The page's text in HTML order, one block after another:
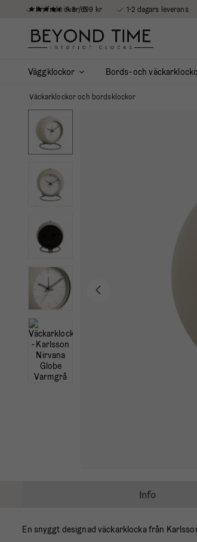
4.8 / 5
Fri frakt över 699 kr 1-2 dagars leverans
Väggklockor Bords- och
Väckarklockor och bordsklockor
Info
En snyggt designad väckarklocka från